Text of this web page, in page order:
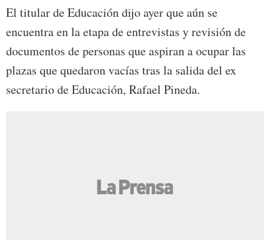
El titular de Educación dijo ayer que aún se
encuentra en la etapa de entrevistas y revisión de
documentos de personas que aspiran a ocupar las
plazas que quedaron vacías tras la salida del ex
secretario de Educación, Rafael Pineda.